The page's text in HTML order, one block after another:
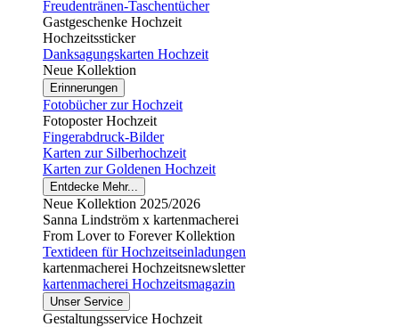
Freudentränen-Taschentücher
Gastgeschenke Hochzeit
Hochzeitssticker
Danksagungskarten Hochzeit
Neue Kollektion
Erinnerungen
Fotobücher zur Hochzeit
Fotoposter Hochzeit
Fingerabdruck-Bilder
Karten zur Silberhochzeit
Karten zur Goldenen Hochzeit
Entdecke Mehr...
Neue Kollektion 2025/2026
Sanna Lindström x kartenmacherei
From Lover to Forever Kollektion
Textideen für Hochzeitseinladungen
kartenmacherei Hochzeitsnewsletter
kartenmacherei Hochzeitsmagazin
Unser Service
Gestaltungsservice Hochzeit